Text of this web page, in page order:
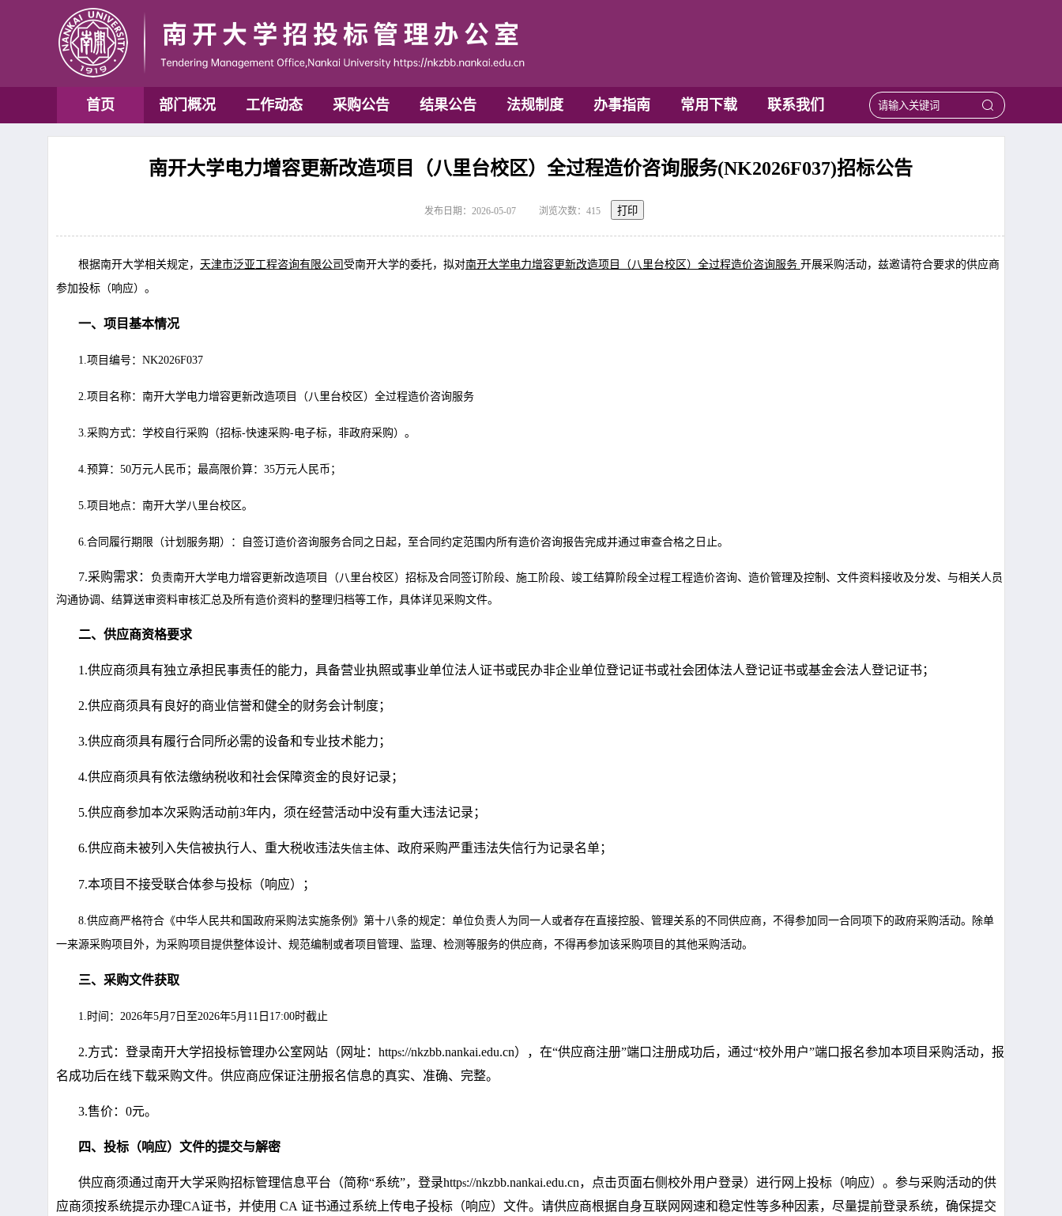
首页 部门概况 工作动态 采购公告 结果公告 法规制度 办事指南 常用下载 联系我们
南开大学电力增容更新改造项目（八里台校区）全过程造价咨询服务(NK2026F037)招标公告
发布日期：2026-05-07 浏览次数： 415 打印
根据南开大学相关规定， 天津市泛亚工程咨询有限公司 受南开大学的委托， 拟对南开大学电力增容更新改造项目（八里台校区）全过程造价咨询服务 开展采购活动，兹邀请符合要求的供应商
参加投标 （响应） 。
一、项目基本情况
1.项目 编号： NK2026F037
2.项目 名称： 南开大学电力增容更新改造项目（八里台校区）全过程造价咨询服务
3.采购方式：学校自行采购（招标-快速采购-电子标， 非政府采购）。
4.预算： 50万元人民币；最高限价算： 35万元人民币；
5.项目地点：南开大学八里台校区。
6.合同履行期限（计划服务期）：自签订造价咨询服务合同之日起，至合同约定范围内所有造价咨询报告完成并通过审查合格之日止。
7.采购需求：
负责南开大学电力增容更新改造项目（八里台校区）招标及合同签订阶段、施工阶段、竣工结算阶段全过程工程造价咨询、造价管理及控制、文件资料接收及分发、与相关人员
沟通协调、结算送审资料审核汇总及所有造价资料的整理归档等工作，具体详见采购文件。
二、供应商资格要求
1.供应商须具有独立承担民事责任的能力，具备营业执照或事业单位法人证书或民办非企业单位登记证书或社会团体法人登记证书或基金会法人登记证书；
2.供应商须具有良好的商业信誉和健全的财务会计制度；
3.供应商须具有履行合同所必需的设备和专业技术能力；
4.供应商须具有依法缴纳税收和社会保障资金的良好记录；
5.供应商参加本次采购活动前3年内，须在经营活动中没有重大违法记录；
6.供应商未被列入失信被执行人、重大税收违法失信主体、政府采购严重违法失信行为记录名单；
7.本项目不接受联合体参与投标（响应） ；
8.供应商严格符合《中华人民共和国政府采购法实施条例》第十八条的规定： 单位负责人为同一人或者存在直接控股、管理关系的不同供应商，不得参加同一合同项下的政府采购活动。除单
一来源采购项目外，为采购项目提供整体设计、规范编制或者项目管理、监理、检测等服务的供应商，不得再参加该采购项目的其他采购活动。
三、采购文件获取
1.时间： 2026年5月 7 日至2026年5月 11 日 17:00时截止
2.方式：登录南开大学招投标管理办公室网站（网址： https://nkzbb.nankai.edu.cn），在“供应商注册”端口注册成功后，通过“校外用户”端口报名参加本项目采购活动，报
名成功后在线下载采购文件。供应商应保证注册报名信息的真实、准确、完整。
3.售价： 0元。
四、投标（响应）文件的提交与解密
供应商须通过南开大学采购招标管理信息平台（简称“系统”，登录https://nkzbb.nankai.edu.cn，点击页面右侧校外用户登录）进行网上投标（响应）。参与采购活动的供
应商须按系统提示办理CA证书，并使用 CA 证书通过系统上传电子投标（响应）文件。请供应商根据自身互联网网速和稳定性等多种因素，尽量提前登录系统，确保提交